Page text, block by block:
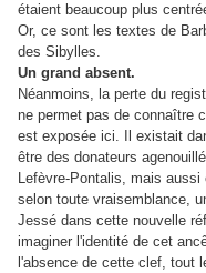
étaient beaucoup plus
Or, ce sont les textes de
des Sibylles.
Un grand absent.
Néanmoins, la perte du
ne permet pas de connaître
est exposée ici. Il existait
être des donateurs
Lefèvre-Pontalis, mais
selon toute vraisemblance,
Jessé dans cette nouvelle
imaginer l'identité de cet
l'absence de cette clef, tout